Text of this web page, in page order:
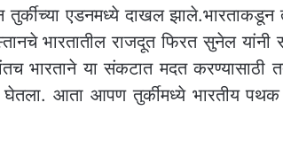
एडनमध्ये दाखल झाले.भारताकडून
भारतातील राजदूत फिरत सुनेल
भारताने या संकटात मदत
घेतला. आता आपण तुर्कीमध्ये भारतीय